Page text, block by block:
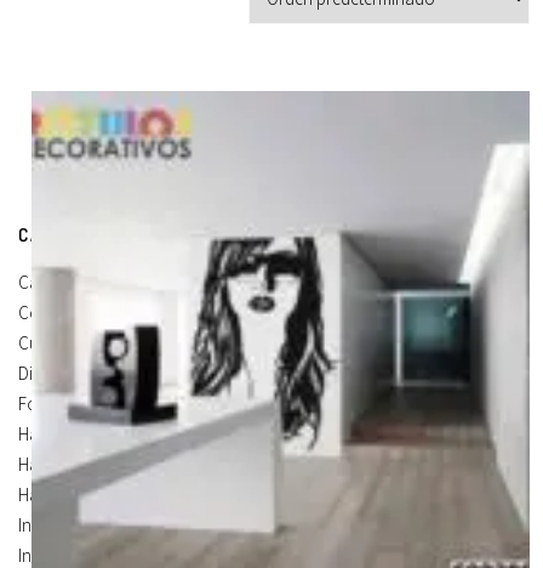
CATEGORÍAS DE PRODUCTOS
Carteles Para Puertas
Cocina
Cuadros en Vinilos
(105)
Diseños en Vinilo
Foto Lienzo(51)
Habitación
(4)
Habitación Corte(3)
Habitación Devastado
Infantiles(75)
Infantiles Corte